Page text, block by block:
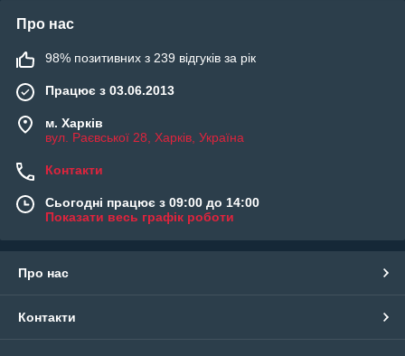
Про нас
98% позитивних з 239 відгуків за рік
Працює з 03.06.2013
м. Харків
вул. Раєвської 28, Харків, Україна
Контакти
Сьогодні працює з 09:00 до 14:00
Показати весь графік роботи
Про нас
Контакти